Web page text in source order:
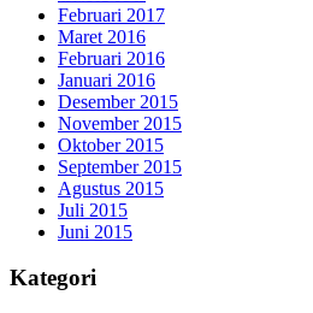
Februari 2017
Maret 2016
Februari 2016
Januari 2016
Desember 2015
November 2015
Oktober 2015
September 2015
Agustus 2015
Juli 2015
Juni 2015
Kategori